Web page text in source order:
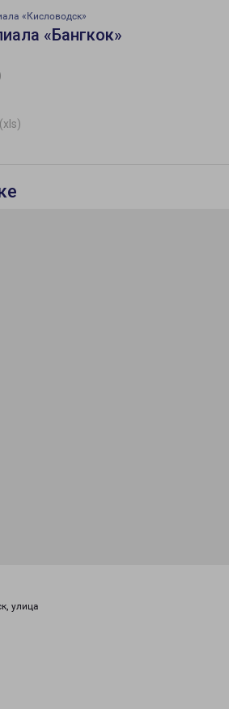
«Кисловодск»
«Бангкок»
(xls)
улица